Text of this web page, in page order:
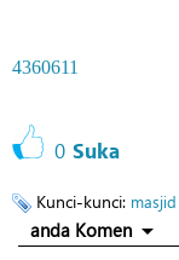
4360611
0 Suka
Kunci-kunci:
anda Komen